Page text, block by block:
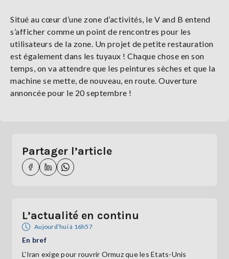
Situé au cœur d’une zone d’activités, le V and B entend
s’afficher comme un point de rencontres pour les
utilisateurs de la zone. Un projet de petite restauration
est également dans les tuyaux ! Chaque chose en son
temps, on va attendre que les peintures sèches et que la
machine se mette, de nouveau, en route. Ouverture
annoncée pour le 20 septembre !
Partager l’article
L’actualité en continu
Aujourd’hui à 16h57
En bref
L'Iran exige pour rouvrir Ormuz que les Etats-Unis